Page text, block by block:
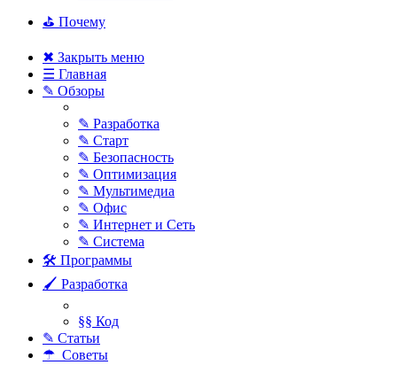
⛳ Почему
✖ Закрыть меню
☰ Главная
✎ Обзоры
✎ Разработка
✎ Старт
✎ Безопасность
✎ Оптимизация
✎ Мультимедиа
✎ Офис
✎ Интернет и Сеть
✎ Система
🛠 Программы
🖌 Разработка
§§ Код
✎ Статьи
☂ Советы